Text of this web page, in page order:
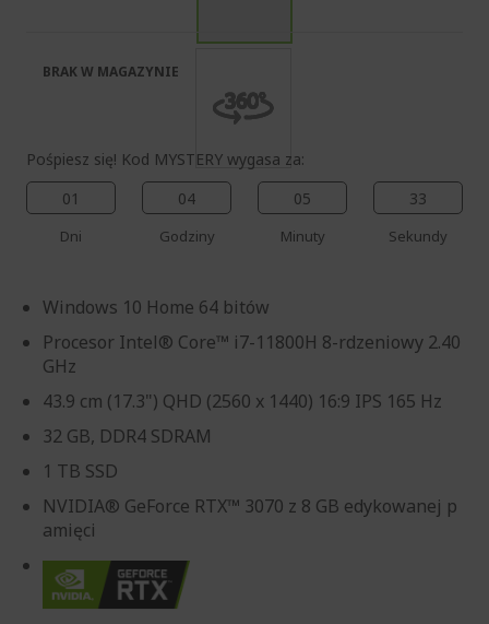
Pośpiesz się! Kod MYSTERY wygasa za:
01
Dni
04
Godziny
05
Minuty
32
Sekundy
Windows 10 Home 64 bitów
Procesor Intel® Core™ i7-11800H 8-rdzeniowy 2.40
GHz
43.9 cm (17.3") QHD (2560 x 1440) 16:9 IPS 165 Hz
32 GB, DDR4 SDRAM
1 TB SSD
NVIDIA® GeForce RTX™ 3070 z 8 GB edykowanej p
amięci
BRAK W MAGAZYNIE